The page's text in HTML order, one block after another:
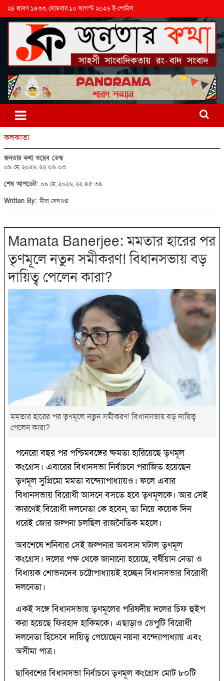
২৪ শ্রাবণ ১৪৩৩, সোমবার ১০ আগস্ট ২০২৬ ই-পোর্টাল
কলকাতা
জনতার কথা ওয়েব ডেস্ক
০৯ মে, ২০২৬, ২২:০৬:০৩
শেষ আপডেট: ০৯ মে, ২০২৬, ২২:৪৫:৩৪
Written By:মীরা সেনগুপ্ত
Mamata Banerjee: মমতার হারের পর
তৃণমূলে নতুন সমীকরণ! বিধানসভায় বড়
দায়িত্ব পেলেন কারা?
মমতার হারের পর তৃণমূলে নতুন সমীকরণ! বিধানসভায় বড় দায়িত্ব
পেলেন কারা?
পনেরো বছর পর পশ্চিমবঙ্গের ক্ষমতা হারিয়েছে তৃণমূল
কংগ্রেস। এবারের বিধানসভা নির্বাচনে পরাজিত হয়েছেন
তৃণমূল সুপ্রিমো মমতা বন্দ্যোপাধ্যায়ও। ফলে এবার
বিধানসভায় বিরোধী আসনে বসতে হবে তৃণমূলকে। আর সেই
কারণেই বিরোধী দলনেতা কে হবেন, তা নিয়ে কয়েক দিন
ধরেই জোর জল্পনা চলছিল রাজনৈতিক মহলে।
অবশেষে শনিবার সেই জল্পনার অবসান ঘটাল তৃণমূল
কংগ্রেস। দলের পক্ষ থেকে জানানো হয়েছে, বর্ষীয়ান নেতা ও
বিধায়ক শোভনদেব চট্টোপাধ্যায়ই হচ্ছেন বিধানসভার বিরোধী
দলনেতা।
একই সঙ্গে বিধানসভায় তৃণমূলের পরিষদীয় দলের চিফ হুইপ
করা হয়েছে ফিরহাদ হাকিমকে। এছাড়াও ডেপুটি বিরোধী
দলনেতা হিসেবে দায়িত্ব পেয়েছেন নয়না বন্দ্যোপাধ্যায় এবং
অসীমা পাত্র।
ছাব্বিশের বিধানসভা নির্বাচনে তৃণমূল কংগ্রেস মোট ৮০টি